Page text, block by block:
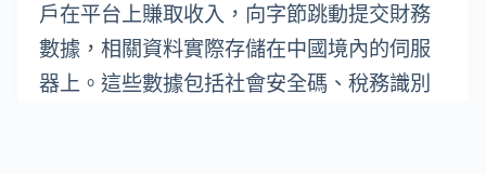
戶在平台上賺取收入，向字節跳動提交財務
數據，相關資料實際存儲在中國境內的伺服
器上。這些數據包括社會安全碼、稅務識別